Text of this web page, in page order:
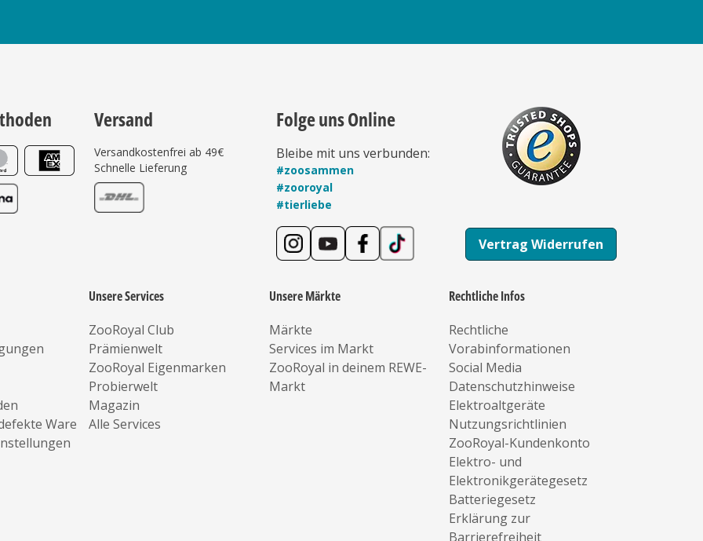
Versand
Versandkostenfrei ab 49€
Schnelle Lieferung
Folge uns Online
Bleibe mit uns verbunden:
#zoosammen
#zooroyal
#tierliebe
Vertrag Widerrufen
Ware
Unsere Services
ZooRoyal Club
Prämienwelt
ZooRoyal Eigenmarken
Probierwelt
Magazin
Alle Services
Unsere Märkte
Märkte
Services im Markt
ZooRoyal in deinem REWE-
Markt
Rechtliche Infos
Rechtliche
Vorabinformationen
Social Media
Datenschutzhinweise
Elektroaltgeräte
Nutzungsrichtlinien
ZooRoyal-Kundenkonto
Elektro- und
Elektronikgerätegesetz
Batteriegesetz
Erklärung zur
Barrierefreiheit